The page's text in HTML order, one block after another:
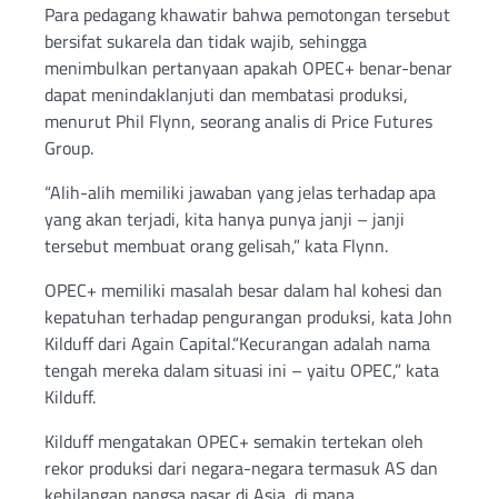
Para pedagang khawatir bahwa pemotongan tersebut
bersifat sukarela dan tidak wajib, sehingga
menimbulkan pertanyaan apakah OPEC+ benar-benar
dapat menindaklanjuti dan membatasi produksi,
menurut Phil Flynn, seorang analis di Price Futures
Group.
“Alih-alih memiliki jawaban yang jelas terhadap apa
yang akan terjadi, kita hanya punya janji – janji
tersebut membuat orang gelisah,” kata Flynn.
OPEC+ memiliki masalah besar dalam hal kohesi dan
kepatuhan terhadap pengurangan produksi, kata John
Kilduff dari Again Capital.“Kecurangan adalah nama
tengah mereka dalam situasi ini – yaitu OPEC,” kata
Kilduff.
Kilduff mengatakan OPEC+ semakin tertekan oleh
rekor produksi dari negara-negara termasuk AS dan